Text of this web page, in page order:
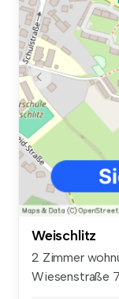
Weischlitz
2 Zimmer
Wiesenstraße